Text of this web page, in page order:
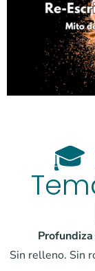
🎓
Sin relleno. Sin